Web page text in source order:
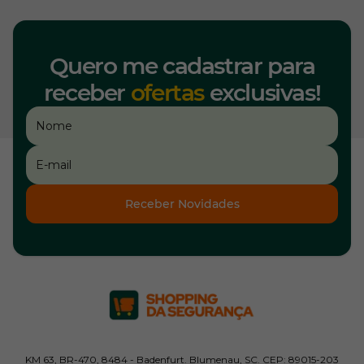
Quero me cadastrar para
receber ofertasexclusivas!
Receber Novidades
KM 63, BR-470, 8484 - Badenfurt. Blumenau, SC. CEP: 89015-203